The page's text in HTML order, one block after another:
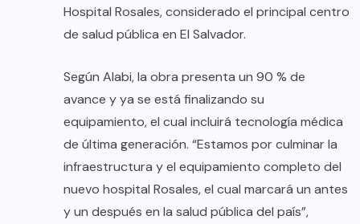
Hospital Rosales, considerado el principal centro
de salud pública en El Salvador.
Según Alabi, la obra presenta un 90 % de
avance y ya se está finalizando su
equipamiento, el cual incluirá tecnología médica
de última generación. “Estamos por culminar la
infraestructura y el equipamiento completo del
nuevo hospital Rosales, el cual marcará un antes
y un después en la salud pública del país”,